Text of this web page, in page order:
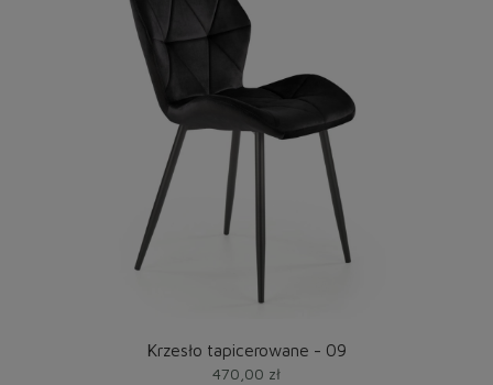
Krzesło tapicerowane - 09
470,00 zł